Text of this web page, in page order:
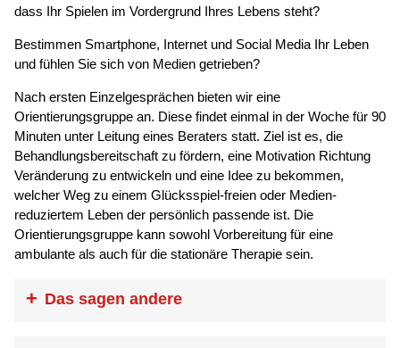
dass Ihr Spielen im Vordergrund Ihres Lebens steht?
Bestimmen Smartphone, Internet und Social Media Ihr Leben
und fühlen Sie sich von Medien getrieben?
Nach ersten Einzelgesprächen bieten wir eine
Orientierungsgruppe an. Diese findet einmal in der Woche für 90
Minuten unter Leitung eines Beraters statt. Ziel ist es, die
Behandlungsbereitschaft zu fördern, eine Motivation Richtung
Veränderung zu entwickeln und eine Idee zu bekommen,
welcher Weg zu einem Glücksspiel-freien oder Medien-
reduziertem Leben der persönlich passende ist. Die
Orientierungsgruppe kann sowohl Vorbereitung für eine
ambulante als auch für die stationäre Therapie sein.
Das sagen andere